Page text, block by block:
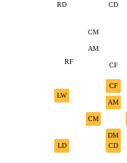
CD
CM
RD
AM
CF
RF
LD
DM
CD
CM
LW
AM
CF